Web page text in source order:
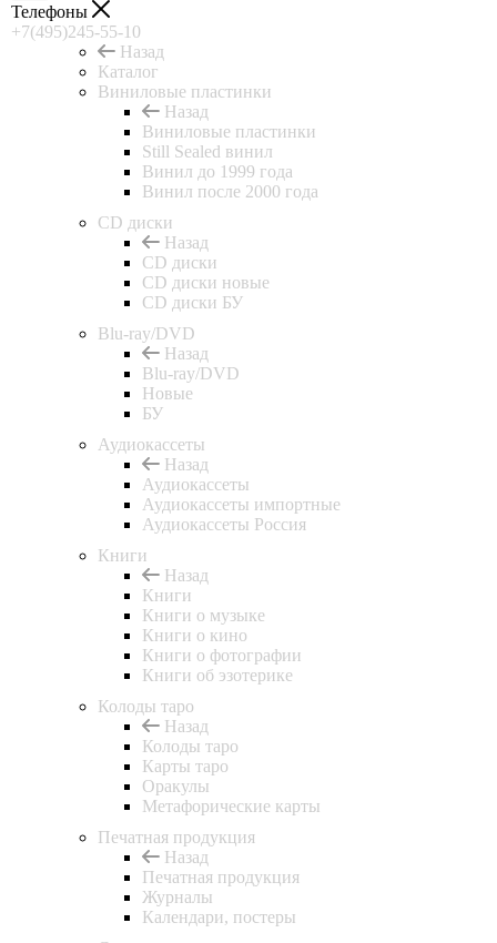
Телефоны
+7(495)245-55-10
Назад
Каталог
Виниловые пластинки
Назад
Виниловые пластинки
Still Sealed винил
Винил до 1999 года
Винил после 2000 года
CD диски
Назад
CD диски
CD диски новые
CD диски БУ
Blu-ray/DVD
Назад
Blu-ray/DVD
Новые
БУ
Аудиокассеты
Назад
Аудиокассеты
Аудиокассеты импортные
Аудиокассеты Россия
Книги
Назад
Книги
Книги о музыке
Книги о кино
Книги о фотографии
Книги об эзотерике
Колоды таро
Назад
Колоды таро
Карты таро
Оракулы
Метафорические карты
Печатная продукция
Назад
Печатная продукция
Журналы
Календари, постеры